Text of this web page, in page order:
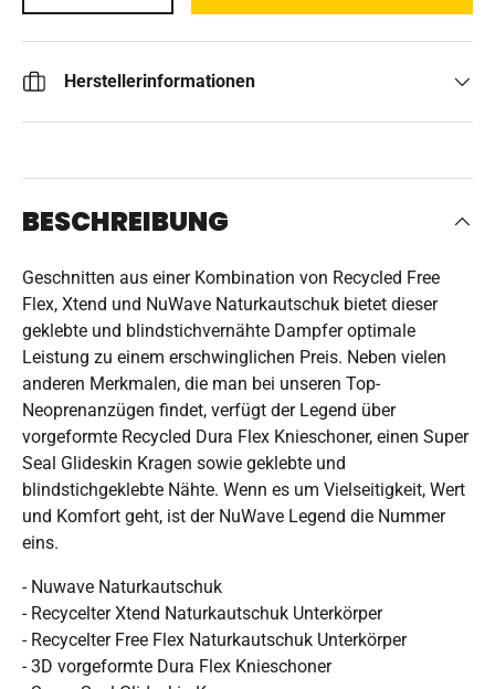
Herstellerinformationen
BESCHREIBUNG
Geschnitten aus einer Kombination von Recycled Free
Flex, Xtend und NuWave Naturkautschuk bietet dieser
geklebte und blindstichvernähte Dampfer optimale
Leistung zu einem erschwinglichen Preis. Neben vielen
anderen Merkmalen, die man bei unseren Top-
Neoprenanzügen findet, verfügt der Legend über
vorgeformte Recycled Dura Flex Knieschoner, einen Super
Seal Glideskin Kragen sowie geklebte und
blindstichgeklebte Nähte. Wenn es um Vielseitigkeit, Wert
und Komfort geht, ist der NuWave Legend die Nummer
eins.
- Nuwave Naturkautschuk
- Recycelter Xtend Naturkautschuk Unterkörper
- Recycelter Free Flex Naturkautschuk Unterkörper
- 3D vorgeformte Dura Flex Knieschoner